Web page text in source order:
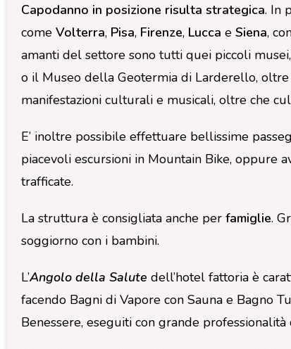
Capodanno in posizione risulta strategica. In
come Volterra, Pisa, Firenze, Lucca e Siena,
amanti del settore sono tutti quei piccoli
o il Museo della Geotermia di Larderello,
manifestazioni culturali e musicali, oltre che
E’ inoltre possibile effettuare bellissime
piacevoli escursioni in Mountain Bike, oppure
trafficate.
La struttura è consigliata anche perfamiglie.
soggiorno con i bambini.
L’Angolo della Salute dell’hotel fattoria è
facendo Bagni di Vapore con Sauna e Bagno
Benessere, eseguiti con grande professionalità